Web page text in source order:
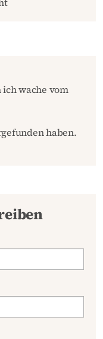
wache vom
haben.